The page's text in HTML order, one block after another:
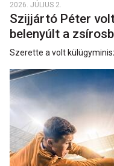
2026. JÚLIUS 2.
Szijjártó Péter
belenyúlt a
Szerette a volt